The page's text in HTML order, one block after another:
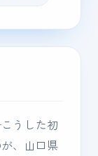
うした初
、山口県